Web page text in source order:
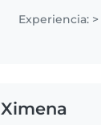
experiencia
Tengo
auxilios y me
Experiencia:
Ximena